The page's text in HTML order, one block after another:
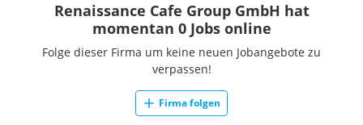
Renaissance Cafe Group GmbH hat
momentan 0 Jobs online
Folge dieser Firma um keine neuen Jobangebote zu
verpassen!
Firma folgen